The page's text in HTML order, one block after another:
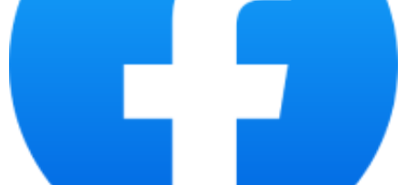
chiếc iPhone thông thường.
mê và cam kết với chất lượng, Apple tiếp tục mang đến cho chúng ta
những phiên bản iPad mới, tạo nên một cộng đồng người dùng sáng tạo